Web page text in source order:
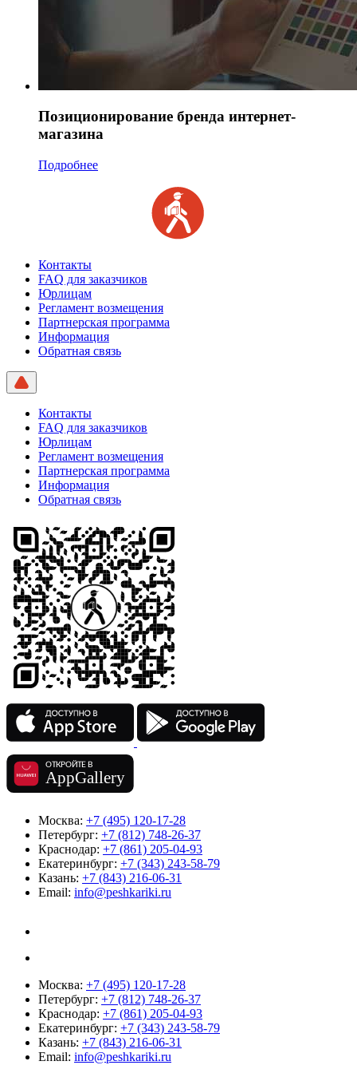
Позиционирование бренда интернет-
магазина
Подробнее
Контакты
FAQ для заказчиков
Юрлицам
Регламент возмещения
Партнерская программа
Информация
Обратная связь
Контакты
FAQ для заказчиков
Юрлицам
Регламент возмещения
Партнерская программа
Информация
Обратная связь
Москва: +7 (495) 120-17-28
Петербург: +7 (812) 748-26-37
Краснодар: +7 (861) 205-04-93
Екатеринбург: +7 (343) 243-58-79
Казань: +7 (843) 216-06-31
Email: info@peshkariki.ru
Москва: +7 (495) 120-17-28
Петербург: +7 (812) 748-26-37
Краснодар: +7 (861) 205-04-93
Екатеринбург: +7 (343) 243-58-79
Казань: +7 (843) 216-06-31
Email: info@peshkariki.ru